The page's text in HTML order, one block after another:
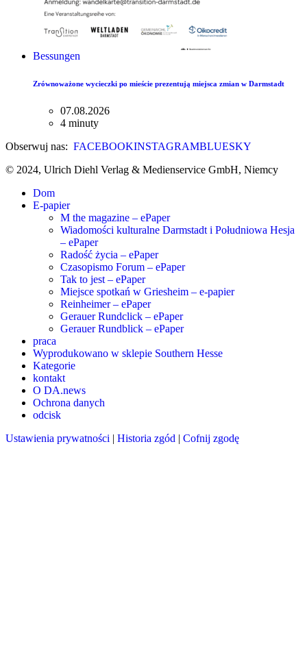
Bessungen
Zrównoważone wycieczki po mieście prezentują miejsca zmian w Darmstadt
07.08.2026
4 minuty
Obserwuj nas: FACEBOOKINSTAGRAMBLUESKY
© 2024, Ulrich Diehl Verlag & Medienservice GmbH, Niemcy
Dom
E-papier
M the magazine – ePaper
Wiadomości kulturalne Darmstadt i Południowa Hesja
– ePaper
Radość życia – ePaper
Czasopismo Forum – ePaper
Tak to jest – ePaper
Miejsce spotkań w Griesheim – e-papier
Reinheimer – ePaper
Gerauer Rundclick – ePaper
Gerauer Rundblick – ePaper
praca
Wyprodukowano w sklepie Southern Hesse
Kategorie
kontakt
O DA.news
Ochrona danych
odcisk
Ustawienia prywatności | Historia zgód | Cofnij zgodę